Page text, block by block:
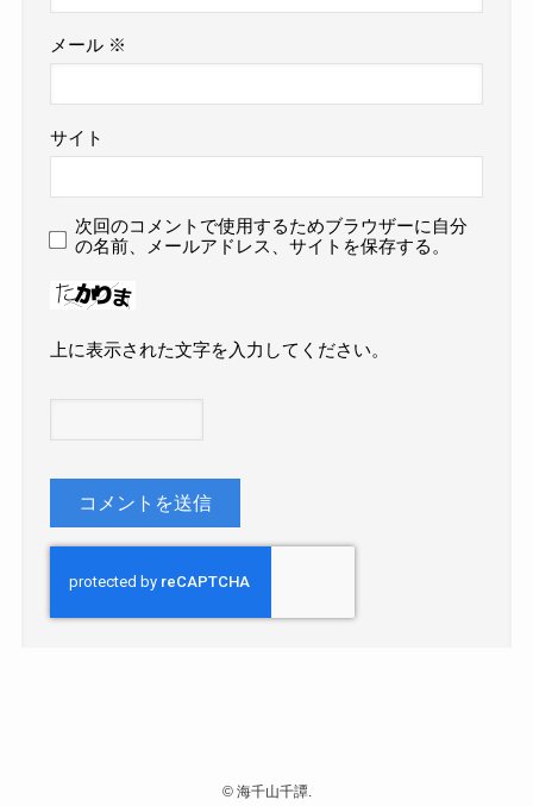
メール ※
サイト
次回のコメントで使用するためブラウザーに自分
の名前、メールアドレス、サイトを保存する。
上に表示された文字を入力してください。
©海千山千譚.